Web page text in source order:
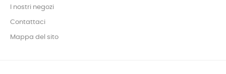
I nostri negozi
Contattaci
Mappa del sito